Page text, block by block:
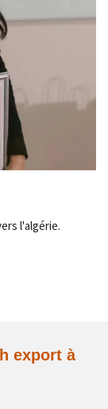
l'algérie.
export à